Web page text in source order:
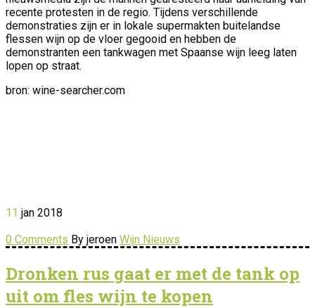
recente protesten in de regio. Tijdens verschillende
demonstraties zijn er in lokale supermakten buitelandse
flessen wijn op de vloer gegooid en hebben de
demonstranten een tankwagen met Spaanse wijn leeg laten
lopen op straat.
bron: wine-searcher.com
11 jan 2018
0 Comments By jeroen Wijn Nieuws
Dronken rus gaat er met de tank op
uit om fles wijn te kopen